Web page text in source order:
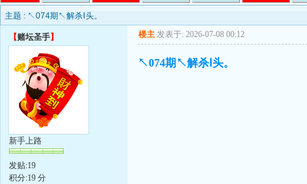
主题 : ↖074期↖解杀Ⅰ头。
【赌坛圣手】
新手上路
发贴:19
积分:19 分
楼主 发表于: 2026-07-08 00:12
↖074期↖解杀Ⅰ头。